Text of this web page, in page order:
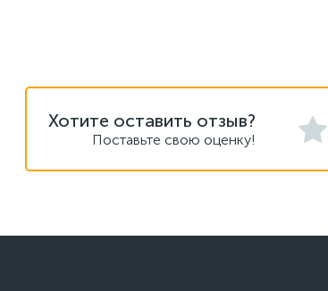
Хотите оставить отзыв?
Поставьте свою оценку!